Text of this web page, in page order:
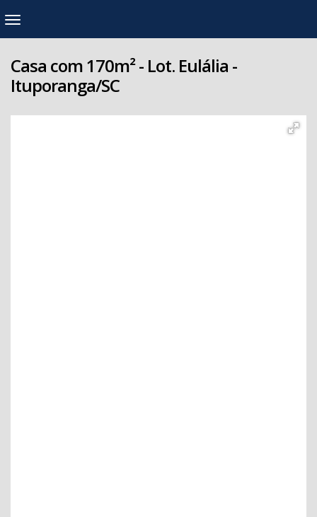
Casa com 170m² - Lot. Eulália -
Ituporanga/SC